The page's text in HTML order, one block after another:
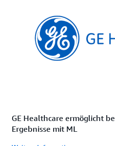
GE Healthcare ermöglicht
Ergebnisse mit ML